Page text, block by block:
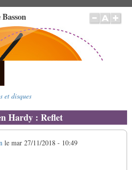
et disques
Hardy : Reflet
le mar 27/11/2018 - 10:49